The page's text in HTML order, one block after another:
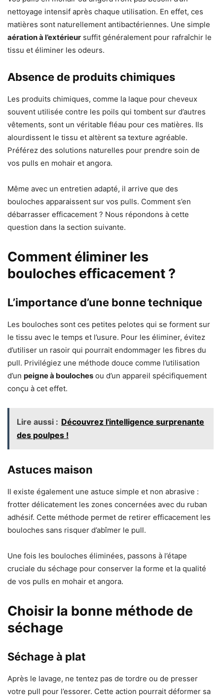
nettoyage intensif après chaque utilisation. En effet, ces
matières sont naturellement antibactériennes. Une simple
aération à l’extérieur suffit généralement pour rafraîchir le
tissu et éliminer les odeurs.
Absence de produits chimiques
Les produits chimiques, comme la laque pour cheveux
souvent utilisée contre les poils qui tombent sur d’autres
vêtements, sont un véritable fléau pour ces matières. Ils
alourdissent le tissu et altèrent sa texture agréable.
Préférez des solutions naturelles pour prendre soin de
vos pulls en mohair et angora.
Même avec un entretien adapté, il arrive que des
bouloches apparaissent sur vos pulls. Comment s’en
débarrasser efficacement ? Nous répondons à cette
question dans la section suivante.
Comment éliminer les
bouloches efficacement ?
L’importance d’une bonne technique
Les bouloches sont ces petites pelotes qui se forment sur
le tissu avec le temps et l’usure. Pour les éliminer, évitez
d’utiliser un rasoir qui pourrait endommager les fibres du
pull. Privilégiez une méthode douce comme l’utilisation
d’un peigne à bouloches ou d’un appareil spécifiquement
conçu à cet effet.
Lire aussi : Découvrez l'intelligence surprenante
des poulpes !
Astuces maison
Il existe également une astuce simple et non abrasive :
frotter délicatement les zones concernées avec du ruban
adhésif. Cette méthode permet de retirer efficacement les
bouloches sans risquer d’abîmer le pull.
Une fois les bouloches éliminées, passons à l’étape
cruciale du séchage pour conserver la forme et la qualité
de vos pulls en mohair et angora.
Choisir la bonne méthode de
séchage
Séchage à plat
Après le lavage, ne tentez pas de tordre ou de presser
votre pull pour l’essorer. Cette action pourrait déformer sa